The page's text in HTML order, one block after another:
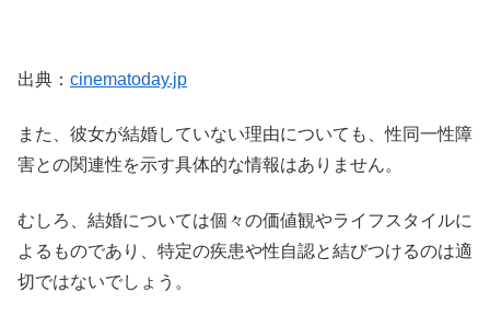
出典： cinematoday.jp
また、彼女が結婚していない理由についても、性同一性障
害との関連性を示す具体的な情報はありません。
むしろ、結婚については個々の価値観やライフスタイルに
よるものであり、特定の疾患や性自認と結びつけるのは適
切ではないでしょう。